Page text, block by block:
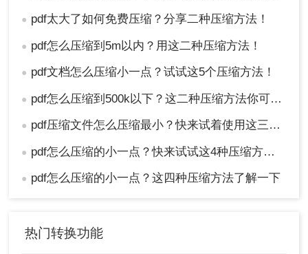
● pdf太大了如何免费压缩？分享二种压缩方法！
● pdf怎么压缩到5m以内？用这二种压缩方法！
● pdf文档怎么压缩小一点？试试这5个压缩方法！
● pdf怎么压缩到500k以下？这二种压缩方法你可以轻松学会！
● pdf压缩文件怎么压缩最小？快来试着使用这三种压缩方法！
● pdf怎么压缩的小一点？快来试试这4种压缩方法！
● pdf怎么压缩的小一点？这四种压缩方法了解一下
热门转换功能